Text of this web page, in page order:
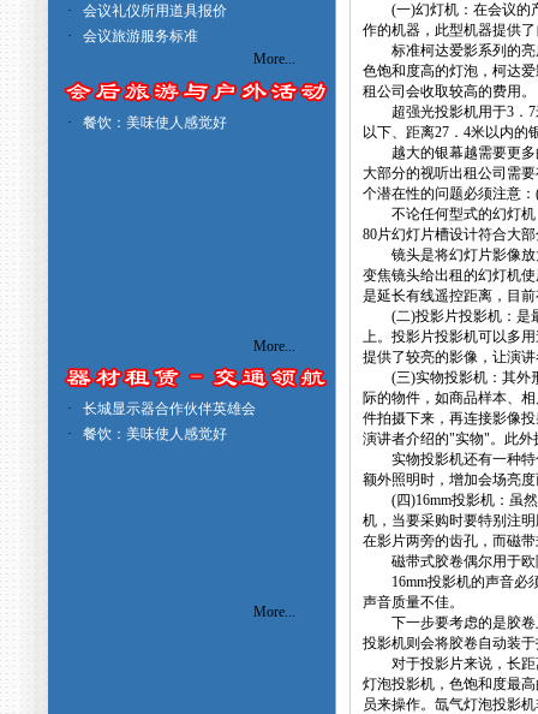
(一)幻灯机：在会议的产
作的机器，此型机器提供
标准柯达爱影系列的亮
色饱和度高的灯泡，柯达
租公司会收取较高的费用。
超强光投影机用于3．7
以下、距离27．4米以内的
越大的银幕越需要更多
大部分的视听出租公司需
个潜在性的问题必须注意
不论任何型式的幻灯机
80片幻灯片槽设计符合大
镜头是将幻灯片影像放
变焦镜头给出租的幻灯机
是延长有线遥控距离，目
(二)投影片投影机：是最
上。投影片投影机可以多
提供了较亮的影像，让演
(三)实物投影机：其外形
际的物件，如商品样本、
件拍摄下来，再连接影像
演讲者介绍的"实物"。此
实物投影机还有一种特
额外照明时，增加会场亮
(四)16mm投影机：虽然
机，当要采购时要特别注
在影片两旁的齿孔，而磁
磁带式胶卷偶尔用于欧
16mm投影机的声音必须
声音质量不佳。
下一步要考虑的是胶卷
投影机则会将胶卷自动装
对于投影片来说，长距
灯泡投影机，色饱和度最
员来操作。氙气灯泡投影
·
会议礼仪所用道具报价
·
会议旅游服务标准
More...
· 餐饮：美味使人感觉好
More...
·
长城显示器合作伙伴英雄会
·
餐饮：美味使人感觉好
More...